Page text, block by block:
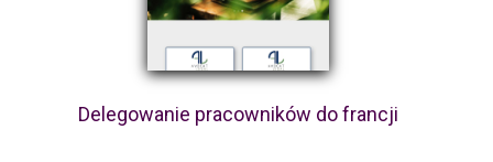
Delegowanie pracowników do francji